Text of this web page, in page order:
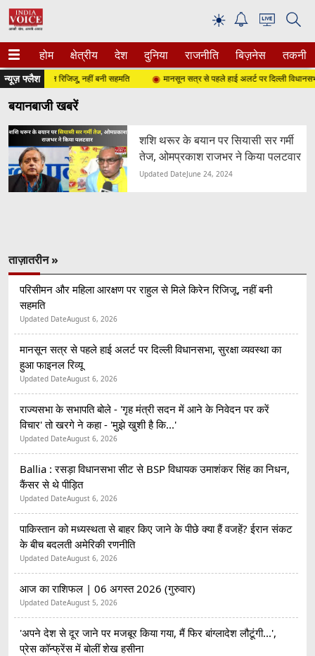
☀
होम क्षेत्रीय देश दुनिया राजनीति बिज़नेस तकनीक
न्यूज़ फ्लैश
मिले किरेन रिजिजू, नहीं बनी सहमति मानसून सत्र से पहले हाई अलर्ट पर दिल्ली विधानसभा,
बयानबाजी खबरें
शशि थरूर के बयान पर सियासी सर गर्मी
तेज, ओमप्रकाश राजभर ने किया पलटवार
Updated DateJune 24, 2024
ताज़ातरीन »
परिसीमन और महिला आरक्षण पर राहुल से मिले किरेन रिजिजू, नहीं बनी
सहमति
Updated DateAugust 6, 2026
मानसून सत्र से पहले हाई अलर्ट पर दिल्ली विधानसभा, सुरक्षा व्यवस्था का
हुआ फाइनल रिव्यू
Updated DateAugust 6, 2026
राज्यसभा के सभापति बोले - 'गृह मंत्री सदन में आने के निवेदन पर करें
विचार' तो खरगे ने कहा - 'मुझे खुशी है कि...'
Updated DateAugust 6, 2026
Ballia : रसड़ा विधानसभा सीट से BSP विधायक उमाशंकर सिंह का निधन,
कैंसर से थे पीड़ित
Updated DateAugust 6, 2026
पाकिस्तान को मध्यस्थता से बाहर किए जाने के पीछे क्या हैं वजहें? ईरान संकट
के बीच बदलती अमेरिकी रणनीति
Updated DateAugust 6, 2026
आज का राशिफल | 06 अगस्त 2026 (गुरुवार)
Updated DateAugust 5, 2026
'अपने देश से दूर जाने पर मजबूर किया गया, मैं फिर बांग्लादेश लौटूंगी...',
प्रेस कॉन्फ्रेंस में बोलीं शेख हसीना